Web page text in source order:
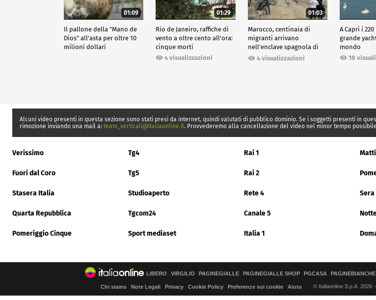
01:09
Il pallone della "Mano de
Dios" all'asta per oltre 10
milioni dollari
01:29
Rio de Janeiro, raffiche di
vento a oltre cento all'ora:
cinque morti
4 visualizzazioni
01:03
Marocco, centinaia di
migranti arrivano
nell'enclave spagnola di
Ceuta4 visualizzazioni
A Capri i
grande
mondo
18
Alcuni video presenti in questa sezione sono stati presi da internet, quindi valutati di pubblico dominio. Se i soggetti presenti in
rimozione inviando una mail a: team_verticali@italiaonline.it. Provvederemo alla cancellazione del video nel minor tempo
Verissimo Tg4 Rai 1
Fuori dal Coro Tg5 Rai 2
Stasera Italia Studioaperto Rete 4 Sera
Quarta Repubblica Tgcom24 Canale 5
Pomeriggio Cinque Sport mediaset Italia 1
LIBERO VIRGILIO PAGINEGIALLE PAGINEGIALLE SHOP PGCASA PAGINEBIANCHE
Chi siamo Note Legali Privacy Cookie Policy Preferenze sui cookie Aiuto © Italiaonline S.p.A. 2026